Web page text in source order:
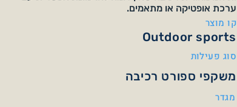
ערכת אופטיקה או מתאמים.
קו מוצר
Outdoor sports
סוג פעילות
משקפי ספורט רכיבה
מגדר